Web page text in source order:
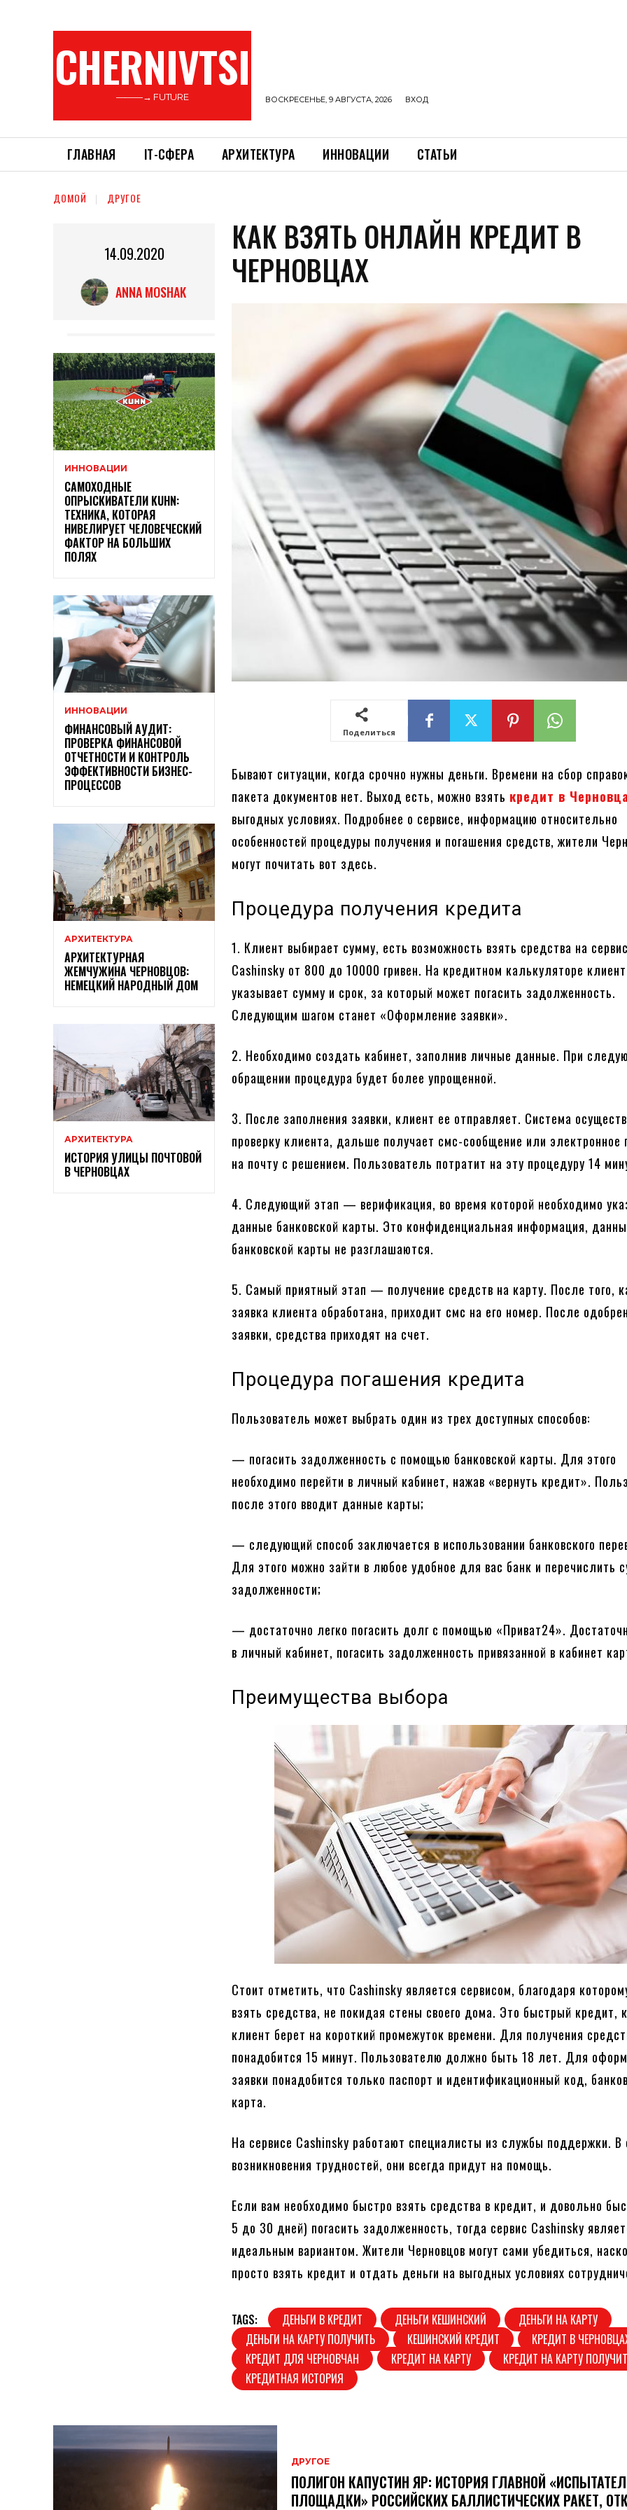
CHERNIVTSI
———→ FUTURE ВОСКРЕСЕНЬЕ, 9 АВГУСТА, 2026 ВХОД
ГЛАВНАЯ ІТ-СФЕРА АРХИТЕКТУРА ИННОВАЦИИ СТАТЬИ
ДОМОЙ ДРУГОЕ
14.09.2020
ANNA MOSHAK
ИННОВАЦИИ
САМОХОДНЫЕ
ОПРЫСКИВАТЕЛИ KUHN:
ТЕХНИКА, КОТОРАЯ
НИВЕЛИРУЕТ ЧЕЛОВЕЧЕСКИЙ
ФАКТОР НА БОЛЬШИХ
ПОЛЯХ
ИННОВАЦИИ
ФИНАНСОВЫЙ АУДИТ:
ПРОВЕРКА ФИНАНСОВОЙ
ОТЧЕТНОСТИ И КОНТРОЛЬ
ЭФФЕКТИВНОСТИ БИЗНЕС-
ПРОЦЕССОВ
АРХИТЕКТУРА
АРХИТЕКТУРНАЯ
ЖЕМЧУЖИНА ЧЕРНОВЦОВ:
НЕМЕЦКИЙ НАРОДНЫЙ ДОМ
АРХИТЕКТУРА
ИСТОРИЯ УЛИЦЫ ПОЧТОВОЙ
В ЧЕРНОВЦАХ
КАК ВЗЯТЬ ОНЛАЙН КРЕДИТ В
ЧЕРНОВЦАХ
Поделиться
Бывают ситуации, когда срочно нужны деньги. Времени на сбор
пакета документов нет. Выход есть, можно взять кредит в
выгодных условиях. Подробнее о сервисе, информацию относительно
особенностей процедуры получения и погашения средств, жители
могут почитать вот здесь.
Процедура получения кредита
1. Клиент выбирает сумму, есть возможность взять средства на
Cashinsky от 800 до 10000 гривен. На кредитном калькуляторе клиент
указывает сумму и срок, за который может погасить задолженность.
Следующим шагом станет «Оформление заявки».
2. Необходимо создать кабинет, заполнив личные данные. При
обращении процедура будет более упрощенной.
3. После заполнения заявки, клиент ее отправляет. Система
проверку клиента, дальше получает смс-сообщение или электронное
на почту с решением. Пользователь потратит на эту процедуру 14
4. Следующий этап — верификация, во время которой необходимо
данные банковской карты. Это конфиденциальная информация,
банковской карты не разглашаются.
5. Самый приятный этап — получение средств на карту. После того,
заявка клиента обработана, приходит смс на его номер. После
заявки, средства приходят на счет.
Процедура погашения кредита
Пользователь может выбрать один из трех доступных способов:
— погасить задолженность с помощью банковской карты. Для этого
необходимо перейти в личный кабинет, нажав «вернуть кредит».
после этого вводит данные карты;
— следующий способ заключается в использовании банковского
Для этого можно зайти в любое удобное для вас банк и перечислить
задолженности;
— достаточно легко погасить долг с помощью «Приват24».
в личный кабинет, погасить задолженность привязанной в кабинет
Преимущества выбора
Стоит отметить, что Cashinsky является сервисом, благодаря
взять средства, не покидая стены своего дома. Это быстрый кредит,
клиент берет на короткий промежуток времени. Для получения
понадобится 15 минут. Пользователю должно быть 18 лет. Для
заявки понадобится только паспорт и идентификационный код,
карта.
На сервисе Cashinsky работают специалисты из службы поддержки. В
возникновения трудностей, они всегда придут на помощь.
Если вам необходимо быстро взять средства в кредит, и довольно
5 до 30 дней) погасить задолженность, тогда сервис Cashinsky
идеальным вариантом. Жители Черновцов могут сами убедиться,
просто взять кредит и отдать деньги на выгодных условиях
TAGS: ДЕНЬГИ В КРЕДИТ ДЕНЬГИ КЕШИНСКИЙ
ДЕНЬГИ НА КАРТУ
ДЕНЬГИ НА КАРТУ ПОЛУЧИТЬ
КЕШИНСКИЙ КРЕДИТ
КРЕДИТ В
КРЕДИТ ДЛЯ ЧЕРНОВЧАН
КРЕДИТ НА КАРТУ
КРЕДИТ НА КАРТУ
КРЕДИТНАЯ ИСТОРИЯ
ДРУГОЕ
ПОЛИГОН КАПУСТИН ЯР: ИСТОРИЯ ГЛАВНОЙ
ПЛОЩАДКИ» РОССИЙСКИХ БАЛЛИСТИЧЕСКИХ РАКЕТ,